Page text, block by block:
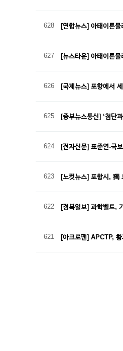
628 [연합뉴스] 아태이론물
627 [뉴스타운] 아태이론
626 [국제뉴스] 포항에서
625 [중부뉴스통신] ‘첨단
624 [전자신문] 표준연-국
623 [노컷뉴스] 포항시, 獨
622 [경북일보] 과학벨트,
621 [아크로팬] APCTP,